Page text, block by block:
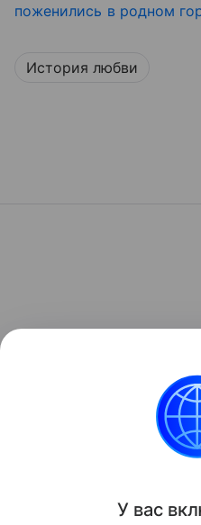
поженились в родном
История любви
У вас